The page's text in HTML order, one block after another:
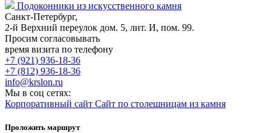
Подоконники из искусственного камня
Санкт-Петербург,
2-й Верхний переулок дом. 5, лит. И, пом. 99.
Просим согласовывать
время визита по телефону
+7 (921) 936-18-36
+7 (812) 936-18-36
info@krslon.ru
Мы в соц сетях:
Корпоративный сайт Сайт по столешницам из камня
Проложить маршрут